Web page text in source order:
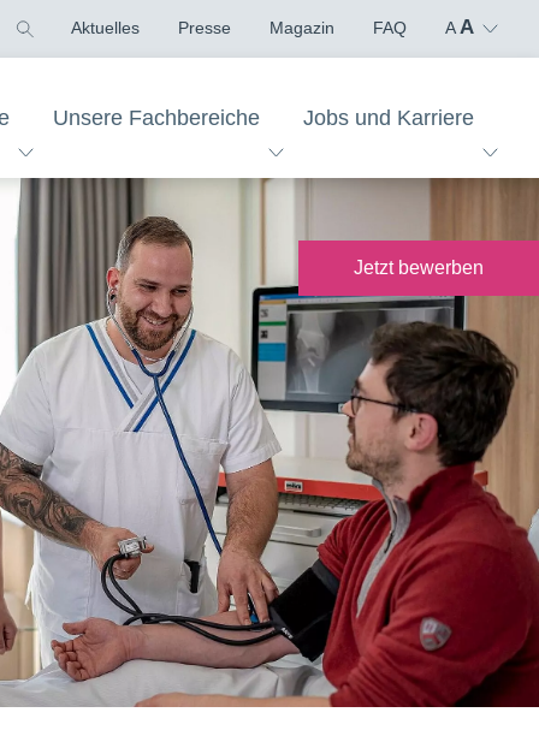
Aktuelles Presse Magazin FAQ A A
Unsere Fachbereiche Jobs und Karriere
Jetzt über das
bewerben